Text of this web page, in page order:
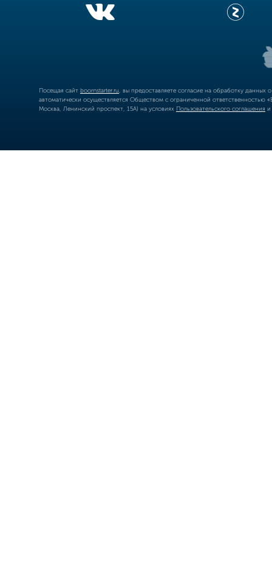
Посещая сайт boomstarter.ru , вы предоставляете согласие на обработку
автоматически осуществляется Обществом с ограниченной
Москва, Ленинский проспект, 15А) на условиях Пользовательского соглашения и